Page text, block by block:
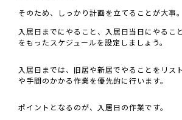
そのため、しっかり計画を立てることが大事。
入居日までにやること、入居日当日にやるこ
をもったスケジュールを設定しましょう。
入居日までは、旧居や新居でやることをリス
や手間のかかる作業を優先的に行います。
ポイントとなるのが、入居日の作業です。